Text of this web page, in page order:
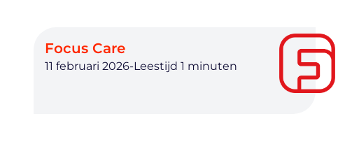
Focus Care
11 februari 2026-